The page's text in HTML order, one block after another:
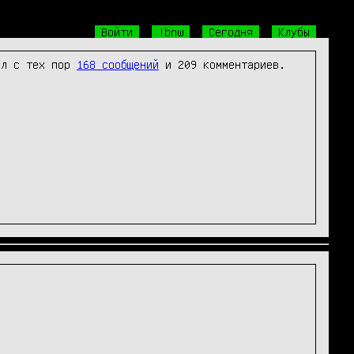
Войти !bnw Сегодня Клубы
с тех пор 168 сообщений и 209 комментариев.